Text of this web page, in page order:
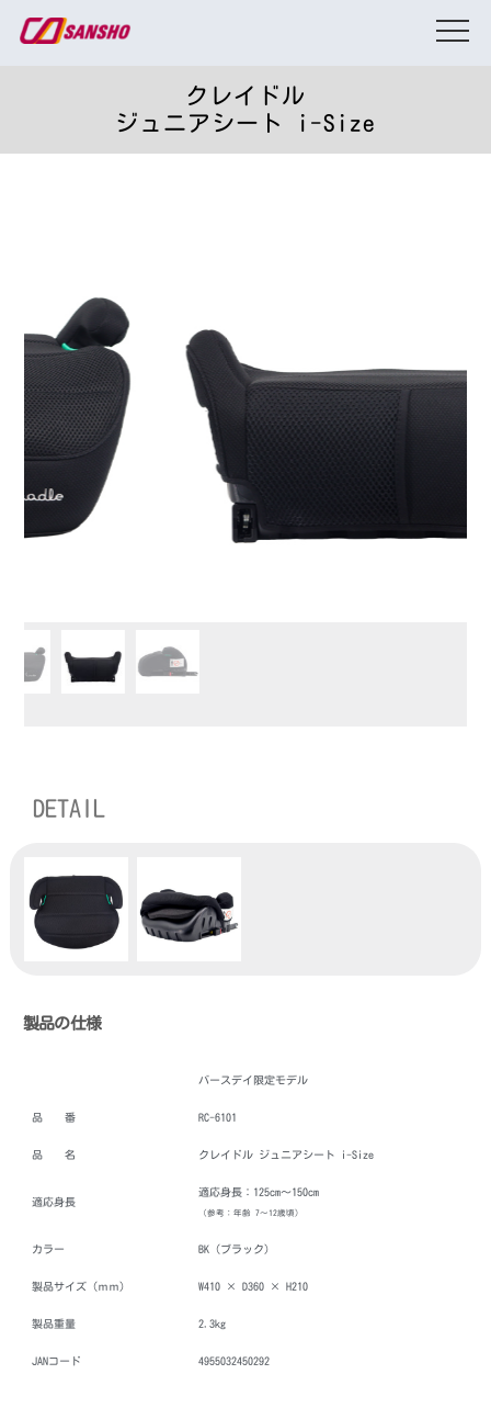
クレイドル
ジュニアシート i-Size
DETAIL
製品の仕様
バースデイ限定モデル
品 番 RC-6101
品 名 クレイドル ジュニアシート i-Size
適応身長
適応身長：125cm～150cm
（参考：年齢 7～12歳頃）
カラー BK（ブラック）
製品サイズ（ｍｍ） W410 × D360 × H210
製品重量 2.3kg
JANコード 4955032450292